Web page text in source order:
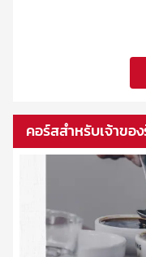
พาทุกคนมาสัมผัสรสชา
พิเศษกับ 8 เมนูมัทฉะ ที่
Online 📍สั่งซื้อผ่าน
https://
scates=tea-matcha
คอร์สสำหรับเจ้าขอ